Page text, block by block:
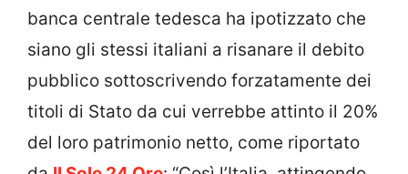
banca centrale tedesca ha ipotizzato che
siano gli stessi italiani a risanare il debito
pubblico sottoscrivendo forzatamente dei
titoli di Stato da cui verrebbe attinto il 20%
del loro patrimonio netto, come riportato